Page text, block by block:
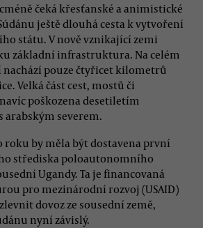
čeká křesťanské a animistické
ještě dlouhá cesta k vytvoření
státu. V nově vznikající zemi
základní infrastruktura. Na celém
pouze čtyřicet kilometrů
Velká část cest, mostů či
poškozena desetiletím
arabským severem.
roku by měla být dostavena první
střediska poloautonomního
Ugandy. Ta je financovaná
pro mezinárodní rozvoj (USAID)
dovoz ze sousední země,
nyní závislý.